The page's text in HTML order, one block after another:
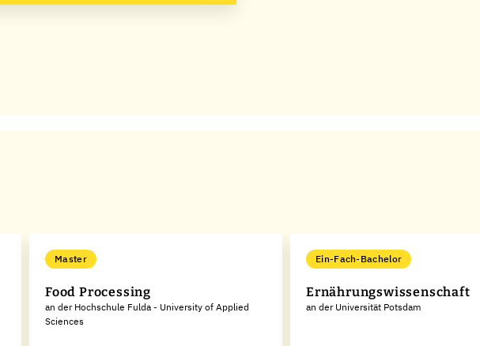
Master
Food Processing
an der Hochschule Fulda - University of Applied
Sciences
Ein-Fach-Bachelor
Ernährungswissenschaft
an der Universität Potsdam